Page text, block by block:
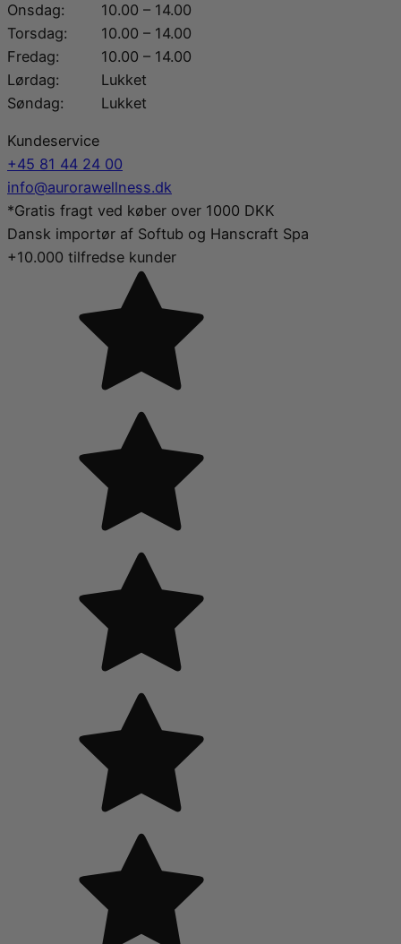
Onsdag:
10.00 – 14.00
Torsdag:
10.00 – 14.00
Fredag:
10.00 – 14.00
Lørdag:
Lukket
Søndag:
Lukket
Kundeservice
+45 81 44 24 00
info@aurorawellness.dk
*Gratis fragt ved køber over 1000 DKK
Dansk importør af Softub og Hanscraft Spa
+10.000 tilfredse kunder